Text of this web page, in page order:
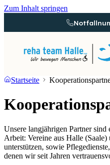
Zum Inhalt springen
Startseite
Unsere langjährigen Partner
Arbeit: Vereine aus Halle
unterstützen, sowie
denen wir seit Jahren